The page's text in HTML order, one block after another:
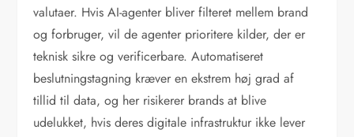
valutaer. Hvis AI-agenter bliver filteret mellem brand
og forbruger, vil de agenter prioritere kilder, der er
teknisk sikre og verificerbare. Automatiseret
beslutningstagning kræver en ekstrem høj grad af
tillid til data, og her risikerer brands at blive
udelukket, hvis deres digitale infrastruktur ikke lever